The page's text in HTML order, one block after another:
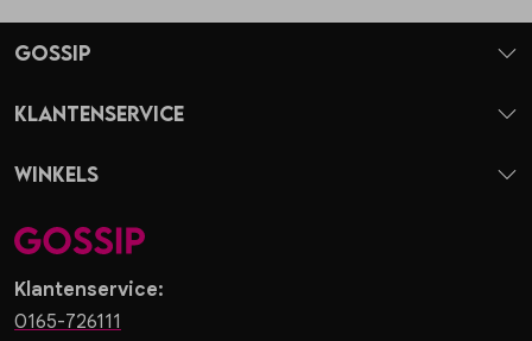
Klantenservice:
0165-726111
Gossip
Klantenservice
Winkels